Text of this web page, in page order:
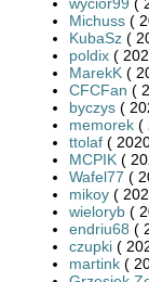
Michuss (
KubaSz (
poldix (
MarekK (
CFCFan (
byczys (
memorek (
ttolaf (
MCPIK (
Wafel77 (
mikoy (
wieloryb (
endriu68 (
czupki (
martink (